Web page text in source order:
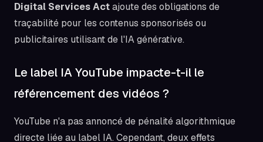
Digital Services Actajoute des obligations de
traçabilité pour les contenus sponsorisés ou
publicitaires utilisant de l'IA générative.
Le label IA YouTube impacte-t-il le
référencement des vidéos ?
YouTube n'a pas annoncé de pénalité algorithmique
directe liée au label IA. Cependant, deux effets